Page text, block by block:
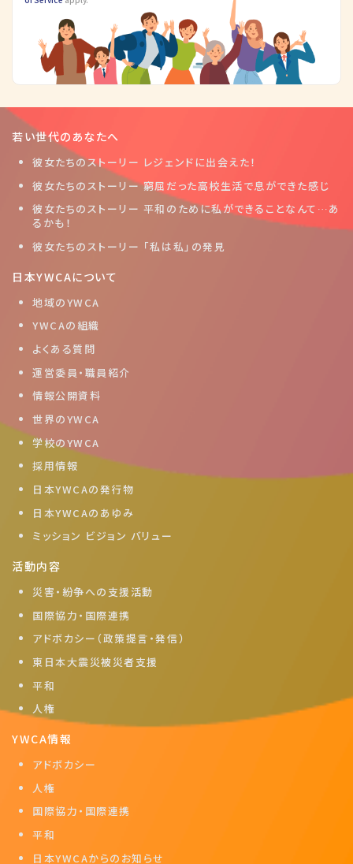
若い世代のあなたへ
彼女たちのストーリー レジェンドに出会えた！
彼女たちのストーリー 窮屈だった高校生活で息ができた感じ
彼女たちのストーリー 平和のために私ができることなんて…あ
るかも！
彼女たちのストーリー 「私は私」の発見
日本YWCAについて
地域のYWCA
YWCAの組織
よくある質問
運営委員・職員紹介
情報公開資料
世界のYWCA
学校のYWCA
採用情報
日本YWCAの発行物
日本YWCAのあゆみ
ミッション ビジョン バリュー
活動内容
災害・紛争への支援活動
国際協力・国際連携
アドボカシー（政策提言・発信）
東日本大震災被災者支援
平和
人権
YWCA情報
アドボカシー
人権
国際協力・国際連携
平和
日本YWCAからのお知らせ